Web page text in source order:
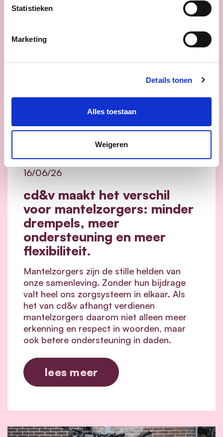
Statistieken
Marketing
Details tonen
Alles toestaan
Weigeren
cd&v maakt het verschil
voor mantelzorgers: minder
drempels, meer
ondersteuning en meer
flexibiliteit.
16/06/26
Mantelzorgers zijn de stille helden van
onze samenleving. Zonder hun bijdrage
valt heel ons zorgsysteem in elkaar. Als
het van cd&v afhangt verdienen
mantelzorgers daarom niet alleen meer
erkenning en respect in woorden, maar
ook betere ondersteuning in daden.
lees meer